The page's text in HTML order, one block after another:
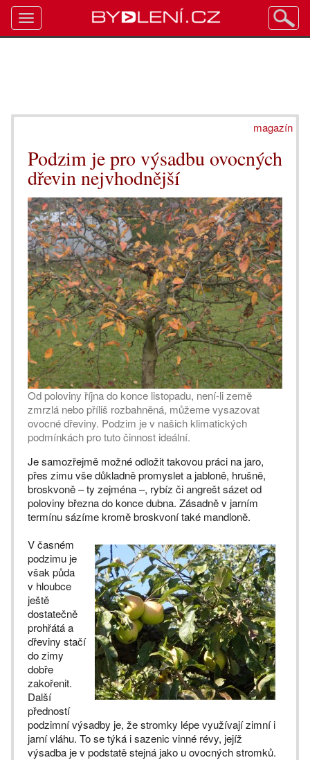
magazín
Podzim je pro výsadbu ovocných
dřevin nejvhodnější
Od poloviny října do konce listopadu, není-li země
zmrzlá nebo příliš rozbahněná, můžeme vysazovat
ovocné dřeviny. Podzim je v našich klimatických
podmínkách pro tuto činnost ideální.
Je samozřejmě možné odložit takovou práci na jaro,
přes zimu vše důkladně promyslet a jabloně, hrušně,
broskvoně – ty zejména –, rybíz či angrešt sázet od
poloviny března do konce dubna. Zásadně v jarním
termínu sázíme kromě broskvoní také mandloně.
V časném
podzimu je
však půda
v hloubce
ještě
dostatečně
prohřátá a
dřeviny stačí
do zimy
dobře
zakořenit.
Další
předností
podzimní výsadby je, že stromky lépe využívají zimní i
jarní vláhu. To se týká i sazenic vinné révy, jejíž
výsadba je v podstatě stejná jako u ovocných stromků.
Toggle
navigation